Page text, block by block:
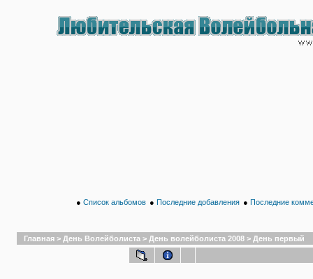
● Список альбомов ● Последние добавления ● Последние
Главная > День Волейболиста > День волейболиста 2008 > День первый